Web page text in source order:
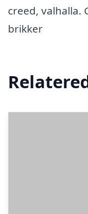
creed, valhalla.
brikker